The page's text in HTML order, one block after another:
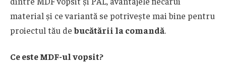
material și ce variantă se potrivește mai bine pentru
proiectul tău debucătării la comandă.
Ce este MDF-ul vopsit?